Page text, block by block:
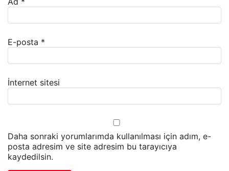
E-posta *
İnternet sitesi
Daha sonraki yorumlarımda kullanılması için adım, e-
posta adresim ve site adresim bu tarayıcıya
kaydedilsin.